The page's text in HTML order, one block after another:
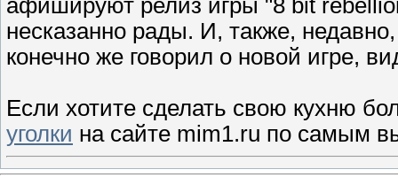
афишируют релиз игры "8 bit
несказанно рады. И, также,
конечно же говорил о новой игре,
Если хотите сделать свою кухню
уголки на сайте mim1.ru по самым